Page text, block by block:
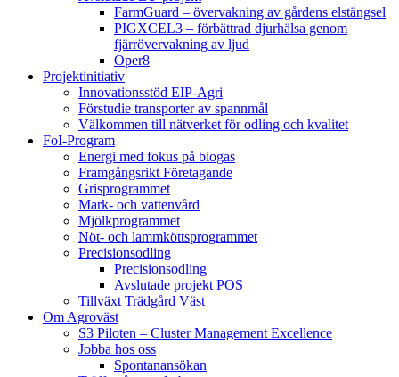
FarmGuard – övervakning av gårdens elstängsel
PIGXCEL3 – förbättrad djurhälsa genom
fjärrövervakning av ljud
Oper8
Projektinitiativ
Innovationsstöd EIP-Agri
Förstudie transporter av spannmål
Välkommen till nätverket för odling och kvalitet
FoI-Program
Energi med fokus på biogas
Framgångsrikt Företagande
Grisprogrammet
Mark- och vattenvård
Mjölkprogrammet
Nöt- och lammköttsprogrammet
Precisionsodling
Precisionsodling
Avslutade projekt POS
Tillväxt Trädgård Väst
Om Agroväst
S3 Piloten – Cluster Management Excellence
Jobba hos oss
Spontanansökan